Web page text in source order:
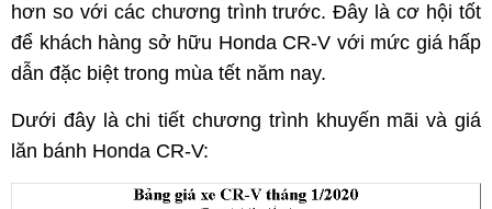
hơn so với các chương trình trước. Đây là cơ hội tốt
để khách hàng sở hữu Honda CR-V với mức giá hấp
dẫn đặc biệt trong mùa tết năm nay.
Dưới đây là chi tiết chương trình khuyến mãi và giá
lăn bánh Honda CR-V: